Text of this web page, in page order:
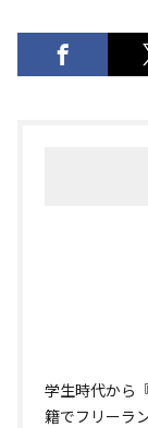
学生時代から
籍でフリーラ